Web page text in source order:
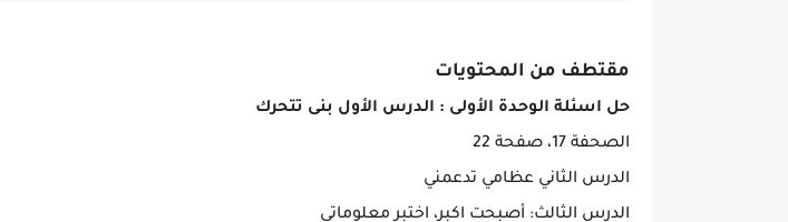
مقتطف من المحتويات
حل اسئلة الوحدة الأولى : الدرس الأول بنى تتحرك
الصحفة 17، صفحة 22
الدرس الثاني عظامي تدعمني
الدرس الثالث: أصبحت اكبر، اختبر معلوماتي